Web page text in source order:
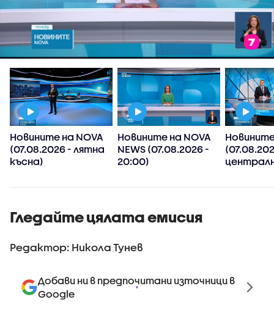
Новините на NOVA
(07.08.2026 - лятна
късна)
Новините на NOVA
NEWS (07.08.2026 -
20:00)
Гледайте цялата емисия
Редактор: Никола Тунев
Добави ни в предпочитани източници в
Google